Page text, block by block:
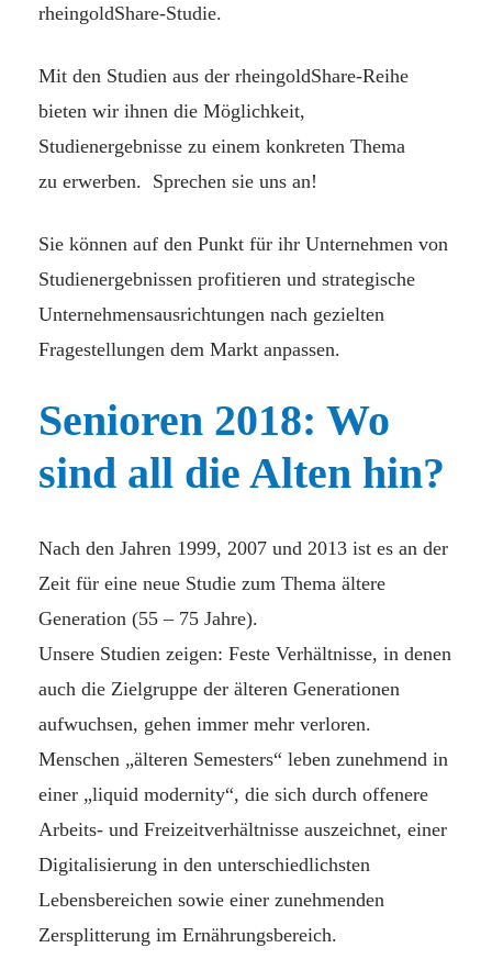
rheingoldShare-Studie.
Mit den Studien aus der rheingoldShare-Reihe
bieten wir ihnen die Möglichkeit,
Studienergebnisse zu einem konkreten Thema
zu erwerben. Sprechen sie uns an!
Sie können auf den Punkt für ihr Unternehmen von
Studienergebnissen profitieren und strategische
Unternehmensausrichtungen nach gezielten
Fragestellungen dem Markt anpassen.
Senioren 2018: Wo
sind all die Alten hin?
Nach den Jahren 1999, 2007 und 2013 ist es an der
Zeit für eine neue Studie zum Thema ältere
Generation (55 – 75 Jahre).
Unsere Studien zeigen: Feste Verhältnisse, in denen
auch die Zielgruppe der älteren Generationen
aufwuchsen, gehen immer mehr verloren.
Menschen „älteren Semesters“ leben zunehmend in
einer „liquid modernity“, die sich durch offenere
Arbeits- und Freizeitverhältnisse auszeichnet, einer
Digitalisierung in den unterschiedlichsten
Lebensbereichen sowie einer zunehmenden
Zersplitterung im Ernährungsbereich.